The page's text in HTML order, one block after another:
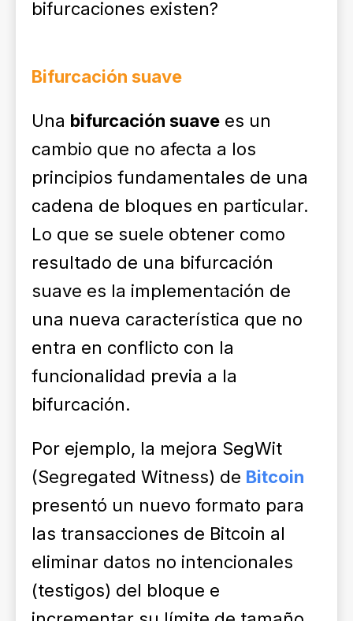
bifurcaciones existen?
Bifurcación suave
Una bifurcación suave es un
cambio que no afecta a los
principios fundamentales de una
cadena de bloques en particular.
Lo que se suele obtener como
resultado de una bifurcación
suave es la implementación de
una nueva característica que no
entra en conflicto con la
funcionalidad previa a la
bifurcación.
Por ejemplo, la mejora SegWit
(Segregated Witness) de Bitcoin
presentó un nuevo formato para
las transacciones de Bitcoin al
eliminar datos no intencionales
(testigos) del bloque e